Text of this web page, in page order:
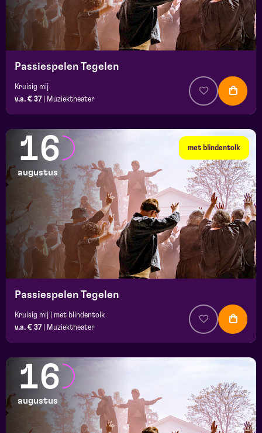
Passiespelen Tegelen
Kruisig mij
v.a. € 37
Muziektheater
met blindentolk
16
augustus
Passiespelen Tegelen
Kruisig mij | met blindentolk
v.a. € 37
Muziektheater
16
augustus